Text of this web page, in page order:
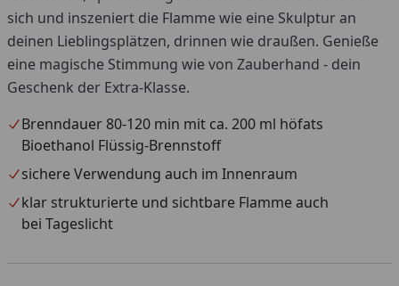
sich und inszeniert die Flamme wie eine Skulptur an
deinen Lieblingsplätzen, drinnen wie draußen. Genieße
eine magische Stimmung wie von Zauberhand - dein
Geschenk der Extra-Klasse.
Brenndauer 80-120 min mit ca. 200 ml höfats
Bioethanol Flüssig-Brennstoff
sichere Verwendung auch im Innenraum
klar strukturierte und sichtbare Flamme auch
bei Tageslicht